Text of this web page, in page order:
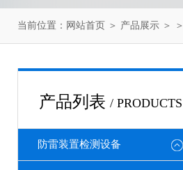
当前位置： 网站首页 ＞ 产品展示 ＞ ＞
产品列表 / PRODUCTS
防雷装置检测设备